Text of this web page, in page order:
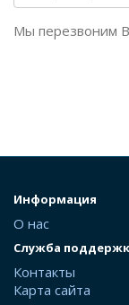
Мы перезвоним
Информация
О нас
Служба
Контакты
Карта сайта